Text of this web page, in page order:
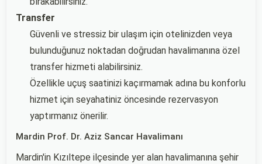
Transfer
Güvenli ve stressiz bir ulaşım için otelinizden veya
bulunduğunuz noktadan doğrudan havalimanına özel
transfer hizmeti alabilirsiniz.
Özellikle uçuş saatinizi kaçırmamak adına bu konforlu
hizmet için seyahatiniz öncesinde rezervasyon
yaptırmanız önerilir.
Mardin Prof. Dr. Aziz Sancar Havalimanı
Mardin'in Kızıltepe ilçesinde yer alan havalimanına şehir